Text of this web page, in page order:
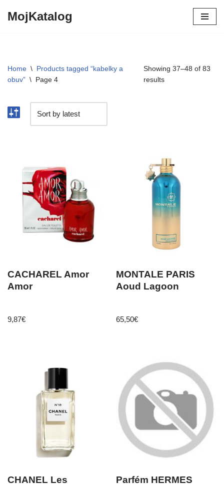
MojKatalog
Home \ Products tagged “kabelky a
obuv” \ Page 4
Showing 37–48 of 83
results
CACHAREL Amor
Amor
9,87€
MONTALE PARIS
Aoud Lagoon
65,50€
CHANEL Les
Parfém HERMES